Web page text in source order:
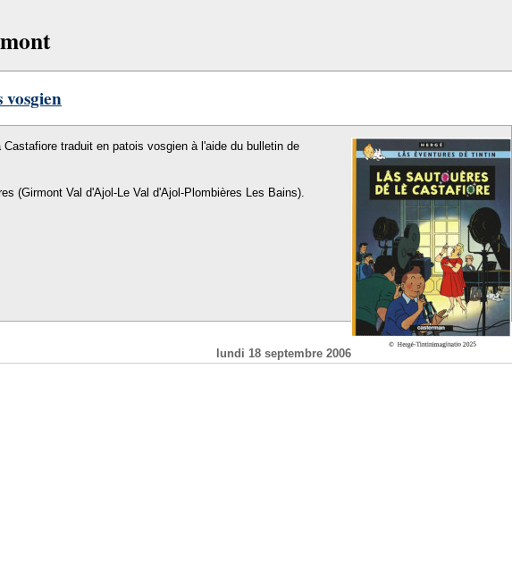
traduit en patois vosgien à l'aide du bulletin de
(Girmont Val d'Ajol-Le Val d'Ajol-Plombières Les Bains).
lundi 18 septembre 2006